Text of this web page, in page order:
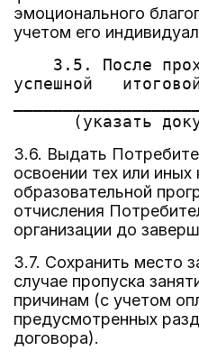
эмоционального
учетом его
3.5. После
успешной
3.6. Выдать
освоении тех или иных
образовательной
отчисления
организации до
3.7. Сохранить место
случае пропуска
причинам (с учетом
предусмотренных
договора).